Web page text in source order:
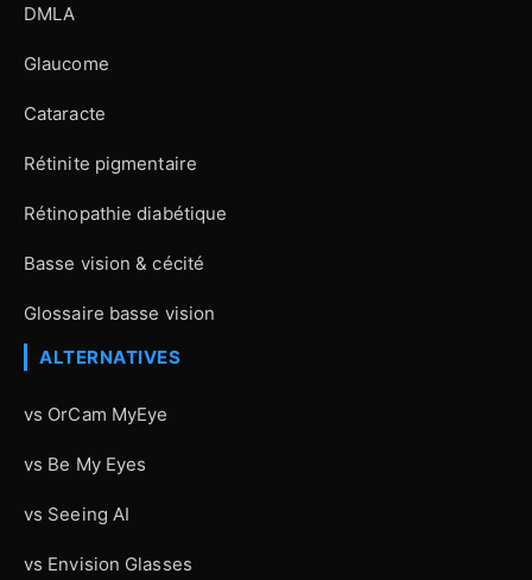
DMLA
Glaucome
Cataracte
Rétinite pigmentaire
Rétinopathie diabétique
Basse vision & cécité
Glossaire basse vision
ALTERNATIVES
vs OrCam MyEye
vs Be My Eyes
vs Seeing AI
vs Envision Glasses